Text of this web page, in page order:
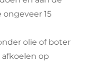
15
olie of boter
op